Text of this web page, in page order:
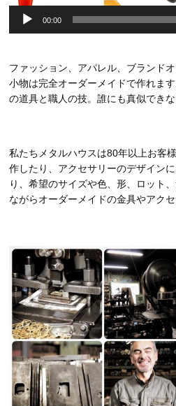
00:00
ファッション、アパレル、ブランド
小物は完全オーダーメイドで作れま
の道具と職人の技。誰にも真似でき
私たちメタルハウスは80年以上お客
作したり、アクセサリーのデザイン
り、希望のサイズや色、形、ロット
ながらオーダーメイドの金具やアク